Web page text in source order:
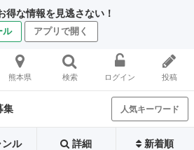
得な情報を見逃さない！
ル アプリで開く
熊本県 検索 ログイン 投稿
集 人気キーワード
ンル 詳細 新着順